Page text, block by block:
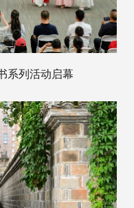
系列活动启幕